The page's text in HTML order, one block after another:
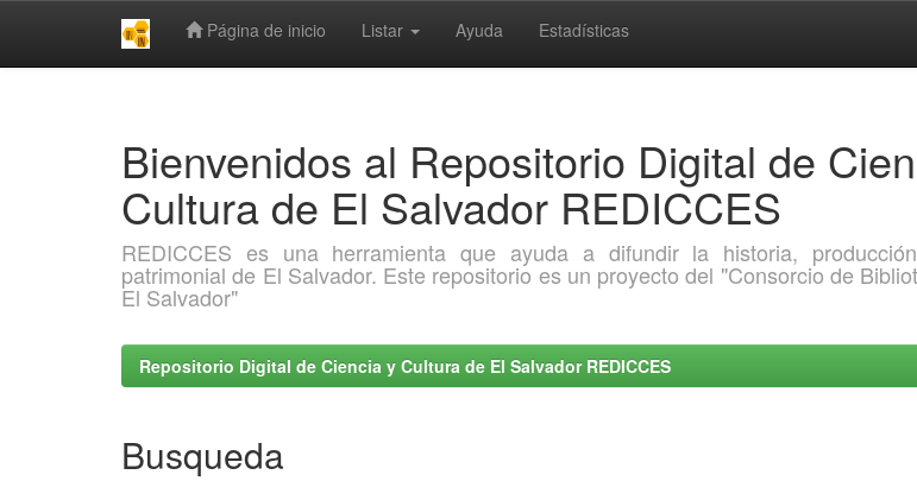
Página de inicio Listar Ayuda Estadísticas
Bienvenidos al Repositorio Digital de
Cultura de El Salvador REDICCES
REDICCES es una herramienta que ayuda a difundir la historia,
patrimonial de El Salvador. Este repositorio es un proyecto del "Consorcio de
El Salvador"
Repositorio Digital de Ciencia y Cultura de El Salvador REDICCES
Busqueda